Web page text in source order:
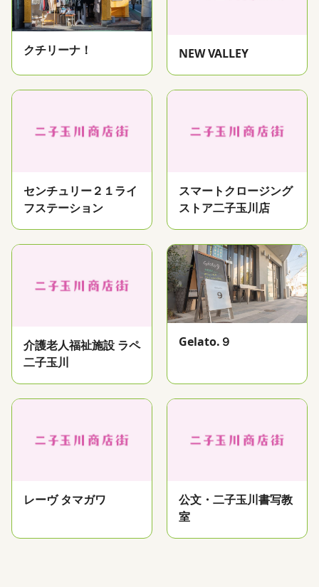
クチリーナ！ NEW VALLEY
センチュリー２１ライ
フステーション
スマートクロージング
ストア二子玉川店
介護老人福祉施設 ラペ
二子玉川
Gelato.９
レーヴ タマガワ
公文・二子玉川書写教
室